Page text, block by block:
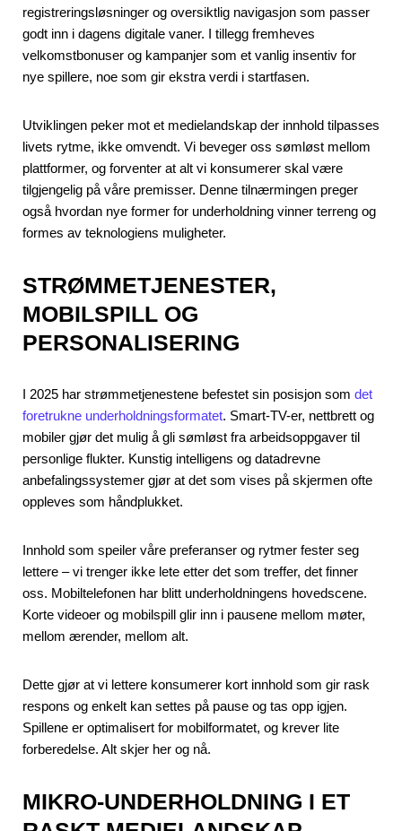
registreringsløsninger og oversiktlig navigasjon som passer
godt inn i dagens digitale vaner. I tillegg fremheves
velkomstbonuser og kampanjer som et vanlig insentiv for
nye spillere, noe som gir ekstra verdi i startfasen.
Utviklingen peker mot et medielandskap der innhold tilpasses
livets rytme, ikke omvendt. Vi beveger oss sømløst mellom
plattformer, og forventer at alt vi konsumerer skal være
tilgjengelig på våre premisser. Denne tilnærmingen preger
også hvordan nye former for underholdning vinner terreng og
formes av teknologiens muligheter.
STRØMMETJENESTER,
MOBILSPILL OG
PERSONALISERING
I 2025 har strømmetjenestene befestet sin posisjon som det
foretrukne underholdningsformatet. Smart‑TV-er, nettbrett og
mobiler gjør det mulig å gli sømløst fra arbeidsoppgaver til
personlige flukter. Kunstig intelligens og datadrevne
anbefalingssystemer gjør at det som vises på skjermen ofte
oppleves som håndplukket.
Innhold som speiler våre preferanser og rytmer fester seg
lettere – vi trenger ikke lete etter det som treffer, det finner
oss. Mobiltelefonen har blitt underholdningens hovedscene.
Korte videoer og mobilspill glir inn i pausene mellom møter,
mellom ærender, mellom alt.
Dette gjør at vi lettere konsumerer kort innhold som gir rask
respons og enkelt kan settes på pause og tas opp igjen.
Spillene er optimalisert for mobilformatet, og krever lite
forberedelse. Alt skjer her og nå.
MIKRO-UNDERHOLDNING I ET